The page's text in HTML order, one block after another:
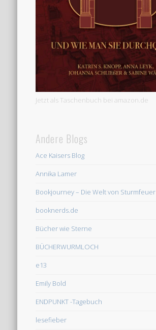
Jetzt als Taschenbuch bei amazon.de
Andere Blogs
Ace Kaisers Blog
Annika Lamer
Bookjourney – Die Welt von Sturmfeuer
booknerds.de
Bücher wie Sterne
BÜCHERWURMLOCH
e13
Emily Bold
ENDPUNKT -Tagebuch
lesefieber